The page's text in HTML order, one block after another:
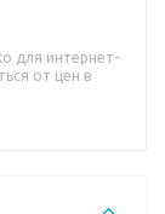
для интернет-
от цен в